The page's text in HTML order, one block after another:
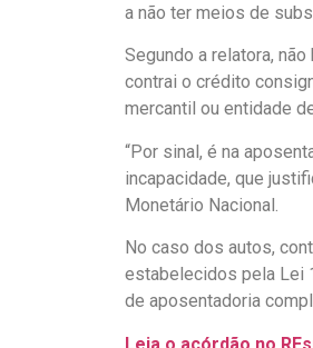
a não ter meios de
Segundo a relatora,
contrai o crédito
mercantil ou entidade
“Por sinal, é na
incapacidade, que
Monetário Nacional.
No caso dos autos,
estabelecidos pela Lei
de aposentadoria
Leia o acórdão no